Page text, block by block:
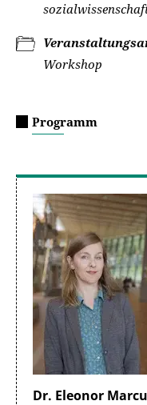
Workshop
Programm
Dr. Eleonor